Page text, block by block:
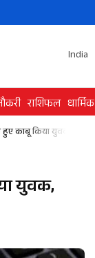
India
राशिफल धार्मिक
हुए काबू किया युवक,
युवक,